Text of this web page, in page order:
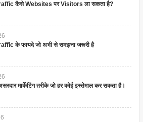
कैसे Websites पर Visitors ला सकता है?
के फायदे जो अभी से समझना जरूरी है
मार्केटिंग तरीके जो हर कोई इस्तेमाल कर सकता है।